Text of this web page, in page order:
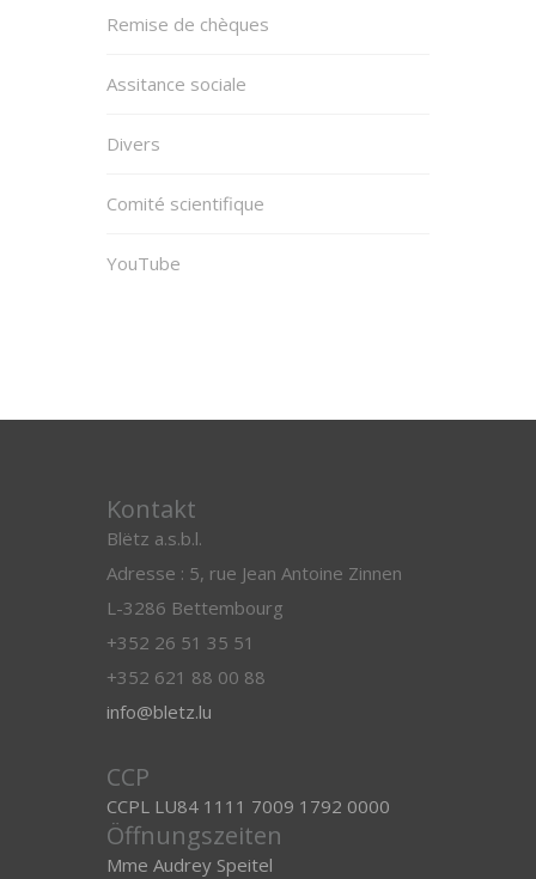
Remise de chèques
Assitance sociale
Divers
Comité scientifique
YouTube
Kontakt
Blëtz a.s.b.l.
Adresse : 5, rue Jean Antoine Zinnen
L-3286 Bettembourg
+352 26 51 35 51
+352 621 88 00 88
info@bletz.lu
CCP
CCPL LU84 1111 7009 1792 0000
Öffnungszeiten
Mme Audrey Speitel